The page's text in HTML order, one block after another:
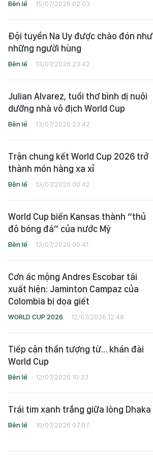
Bên lề 15/07/2026 02:03
Đội tuyển Na Uy được chào đón như
những người hùng
Bên lề 13/07/2026 23:42
Julian Alvarez, tuổi thơ bình dị nuôi
dưỡng nhà vô địch World Cup
Bên lề 13/07/2026 23:42
Trận chung kết World Cup 2026 trở
thành món hàng xa xỉ
Bên lề 13/07/2026 00:42
World Cup biến Kansas thành “thủ
đô bóng đá” của nước Mỹ
Bên lề 13/07/2026 00:41
Cơn ác mộng Andres Escobar tái
xuất hiện: Jaminton Campaz của
Colombia bị dọa giết
WORLD CUP 2026 12/07/2026 12:48
Tiếp cận thần tượng từ… khán đài
World Cup
Bên lề 12/07/2026 10:33
Trái tim xanh trắng giữa lòng Dhaka
Bên lề 10/07/2026 07:07